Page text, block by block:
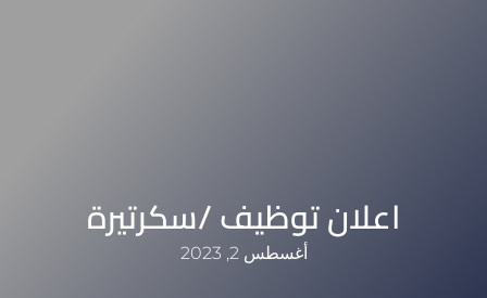
اعلان توظيف /سكرتيرة
أغسطس 2, 2023